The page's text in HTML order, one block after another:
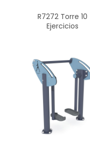
R7272 Torre 10
Ejercicios